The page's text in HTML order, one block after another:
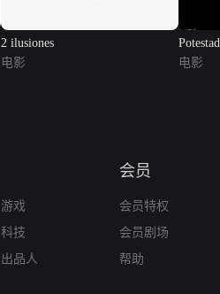
2 ilusiones
电影
Potestad
电影
游戏
科技
出品人
会员
会员特权
会员剧场
帮助